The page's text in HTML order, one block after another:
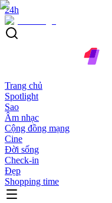
24h
Trang chủ
Spotlight
Sao
Âm nhạc
Cộng đồng mạng
Cine
Đời sống
Check-in
Đẹp
Shopping time